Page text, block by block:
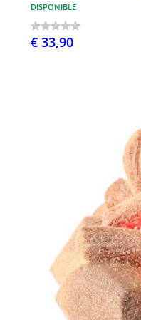
DISPONIBLE
€ 33,90